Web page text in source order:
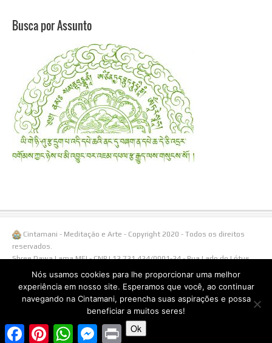
Busca por Assunto
Cintamani - Meditação e Arte - Copyright 2020 - Todos os direitos
reservados.
Shree Dawa Lama MEI - CNPJ 12.721.424/0001-24 - Rua Lado do Lótus,
108/ Linha Águas Brancas, 1238 - 95650-000 Três Coroas - RS -
Fone/Whatsapp (51)996538855.
FacebookPinterestWhatsAppMessenger
Print
Nós usamos cookies para lhe proporcionar uma melhor
experiência em nosso site. Esperamos que você, ao continuar
navegando na Cintamani, preencha suas aspirações e possa
beneficiar a muitos seres!
Ok